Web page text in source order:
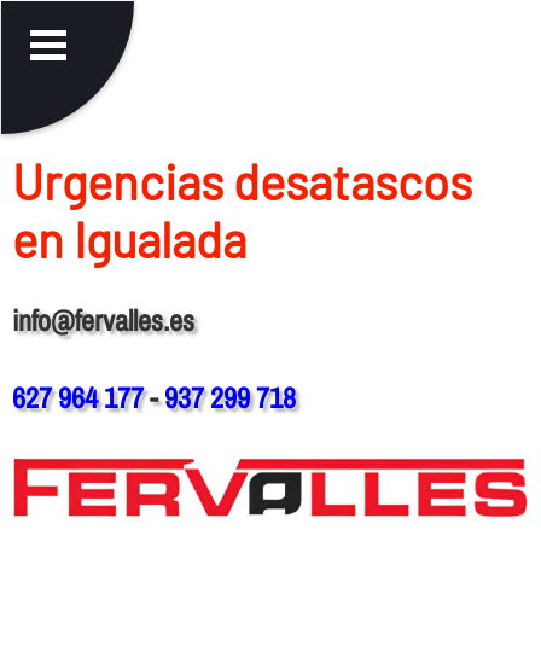
Urgencias desatascos
en Igualada
info@fervalles.es
627 964 177-937 299 718